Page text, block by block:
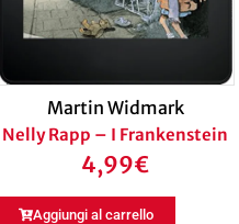
Martin Widmark
Nelly Rapp – I Frankenstein
4,99€
Aggiungi al carrello